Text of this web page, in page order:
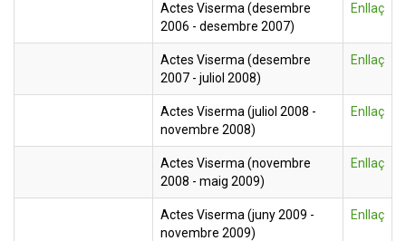
Actes Viserma (desembre
2006 - desembre 2007)
Enllaç
Actes Viserma (desembre
2007 - juliol 2008)
Enllaç
Actes Viserma (juliol 2008 -
novembre 2008)
Enllaç
Actes Viserma (novembre
2008 - maig 2009)
Enllaç
Actes Viserma (juny 2009 -
novembre 2009)
Enllaç